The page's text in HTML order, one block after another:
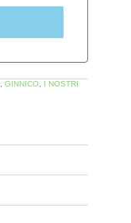
GINNICO
I NOSTRI